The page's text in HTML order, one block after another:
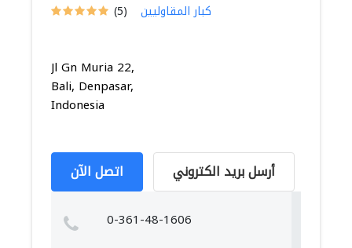
(5) كبار المقاوليين
Jl Gn Muria 22,
Bali, Denpasar,
Indonesia
اتصل الآن أرسل بريد الكتروني
0-361-48-1606